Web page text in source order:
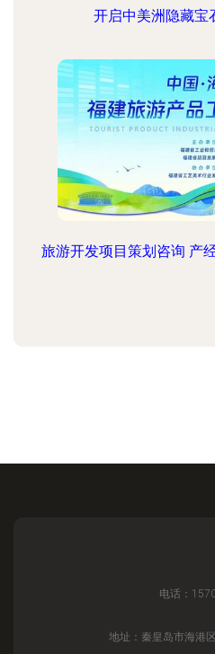
开启中美洲隐藏宝
旅游开发项目策划咨询 产
电话：
地址：秦皇岛市海港